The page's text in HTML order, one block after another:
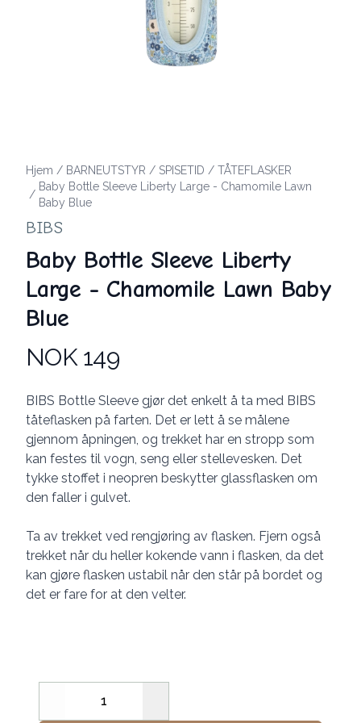
Hjem / BARNEUTSTYR / SPISETID / TÅTEFLASKER
/
Baby Bottle Sleeve Liberty Large - Chamomile Lawn
Baby Blue
BIBS
Baby Bottle Sleeve Liberty
Large - Chamomile Lawn Baby
Blue
Produktdetaljer
NOK 149
Description
BIBS Bottle Sleeve gjør det enkelt å ta med BIBS
tåteflasken på farten. Det er lett å se målene
gjennom åpningen, og trekket har en stropp som
kan festes til vogn, seng eller stellevesken. Det
tykke stoffet i neopren beskytter glassflasken om
den faller i gulvet.
Ta av trekket ved rengjøring av flasken. Fjern også
trekket når du heller kokende vann i flasken, da det
kan gjøre flasken ustabil når den står på bordet og
det er fare for at den velter.
Decrease